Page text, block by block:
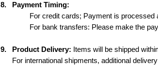
8.
Payment Timing:
For credit cards; Payment is processed at
For bank transfers: Please make the
9. Product Delivery: Items will be shipped
For international shipments, additional